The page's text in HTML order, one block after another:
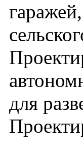
для